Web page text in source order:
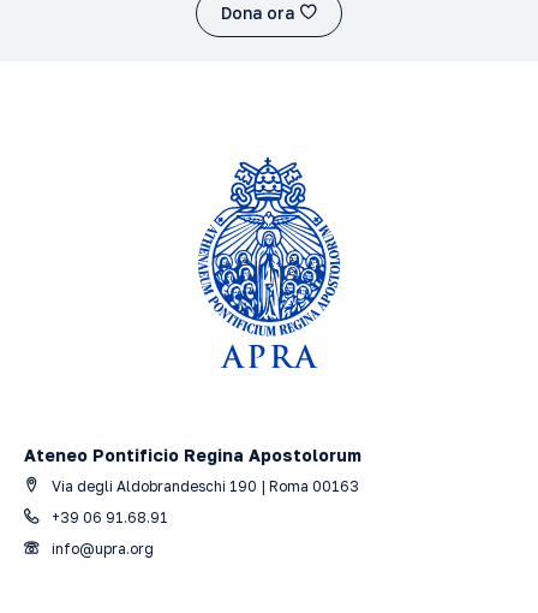
Dona ora
Ateneo Pontificio Regina Apostolorum
Via degli Aldobrandeschi 190 | Roma 00163
+39 06 91.68.91
info@upra.org